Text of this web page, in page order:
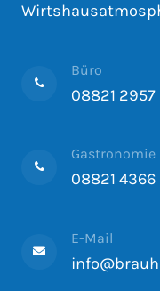
Büro
08821 2957
08821 4366
E-Mail